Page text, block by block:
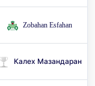
Zobahan Esfahan
Калех Мазандаран